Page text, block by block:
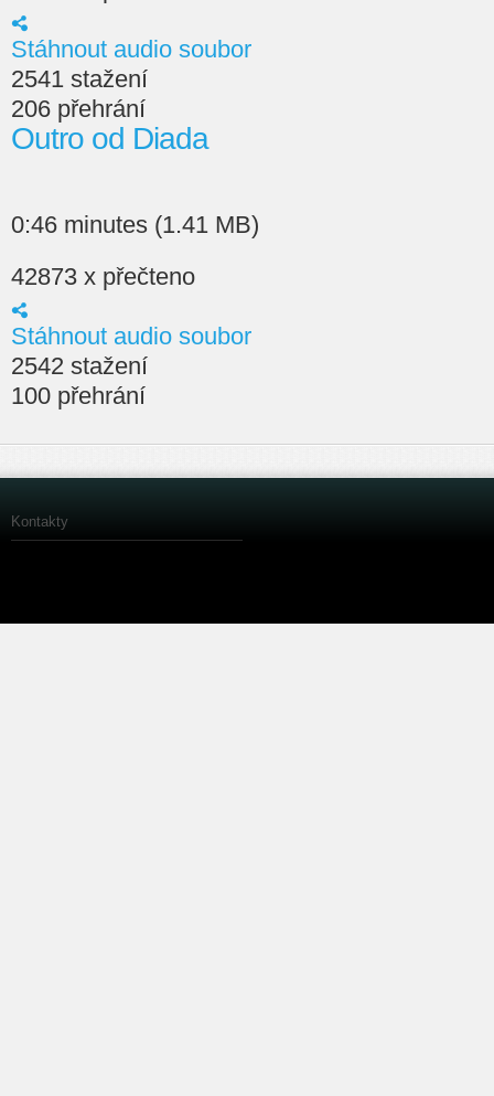
Stáhnout audio soubor
2541 stažení
206 přehrání
Outro od Diada
0:46 minutes (1.41 MB)
42873 x přečteno
Stáhnout audio soubor
2542 stažení
100 přehrání
Kontakty